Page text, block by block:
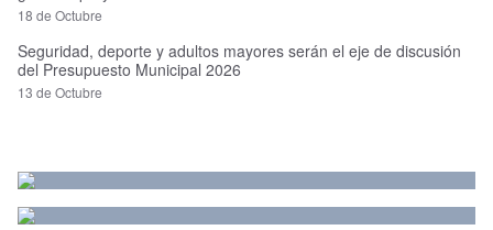
18 de Octubre
Seguridad, deporte y adultos mayores serán el eje de discusión
del Presupuesto Municipal 2026
13 de Octubre